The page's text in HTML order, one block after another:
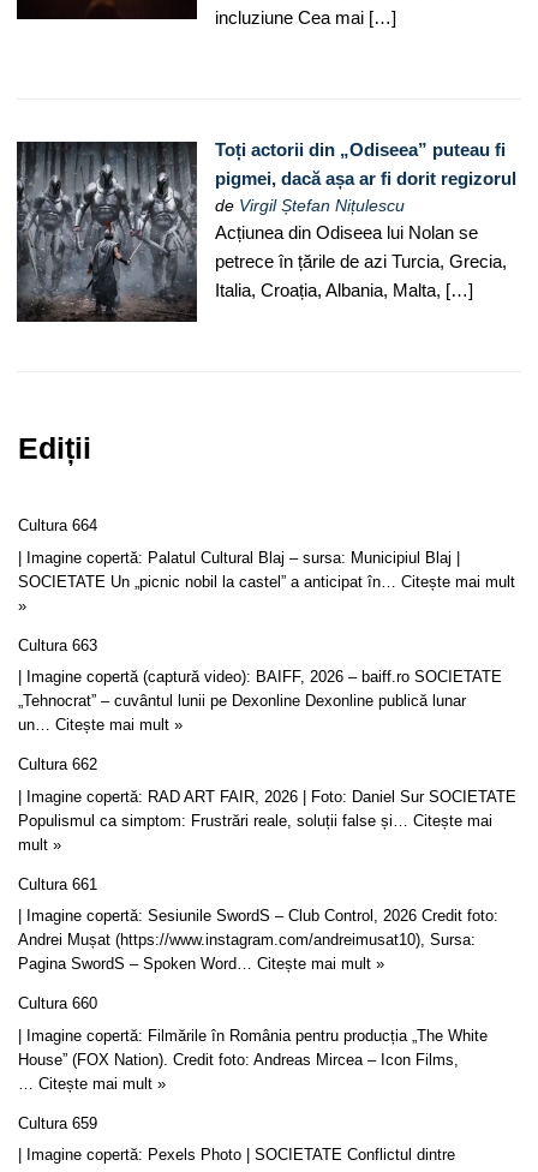
incluziune Cea mai […]
Toți actorii din „Odiseea” puteau fi
pigmei, dacă așa ar fi dorit regizorul
de Virgil Ștefan Nițulescu
Acțiunea din Odiseea lui Nolan se
petrece în țările de azi Turcia, Grecia,
Italia, Croația, Albania, Malta, […]
Ediții
Cultura 664
| Imagine copertă: Palatul Cultural Blaj – sursa: Municipiul Blaj |
SOCIETATE Un „picnic nobil la castel” a anticipat în… Citește mai mult
»
Cultura 663
| Imagine copertă (captură video): BAIFF, 2026 – baiff.ro SOCIETATE
„Tehnocrat” – cuvântul lunii pe Dexonline Dexonline publică lunar
un… Citește mai mult »
Cultura 662
| Imagine copertă: RAD ART FAIR, 2026 | Foto: Daniel Sur SOCIETATE
Populismul ca simptom: Frustrări reale, soluții false și… Citește mai
mult »
Cultura 661
| Imagine copertă: Sesiunile SwordS – Club Control, 2026 Credit foto:
Andrei Mușat (https://www.instagram.com/andreimusat10), Sursa:
Pagina SwordS – Spoken Word… Citește mai mult »
Cultura 660
| Imagine copertă: Filmările în România pentru producția „The White
House” (FOX Nation). Credit foto: Andreas Mircea – Icon Films,
Citește mai mult »
Cultura 659
| Imagine copertă: Pexels Photo | SOCIETATE Conflictul dintre